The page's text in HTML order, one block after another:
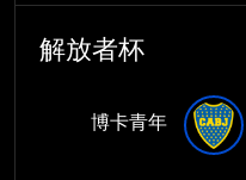
解放者杯
博卡青年